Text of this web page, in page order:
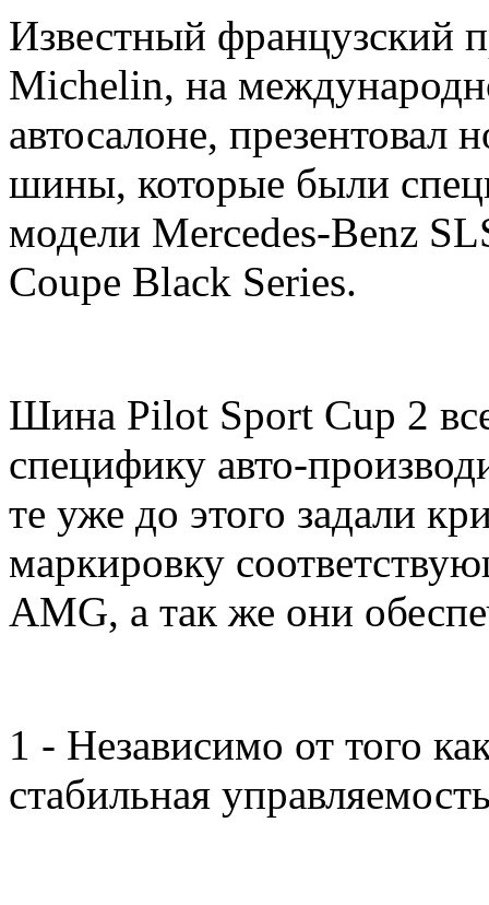
Известный французский
Michelin, на
автосалоне,
шины, которые были
модели Mercedes-Benz
Coupe Black Series.
Шина Pilot Sport Cup 2
специфику авто-
те уже до этого задали
маркировку
AMG, а так же они
1 - Независимо от того
стабильная